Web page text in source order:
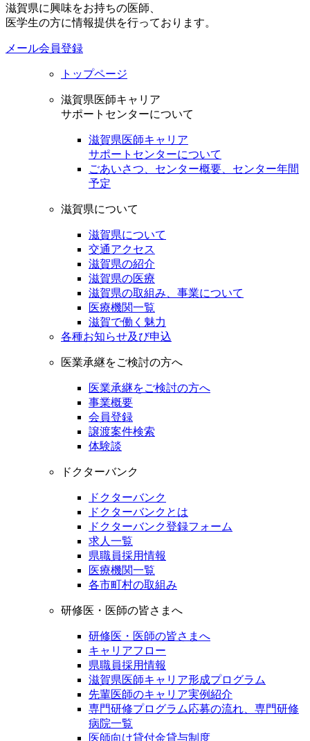
滋賀県に興味をお持ちの医師、
医学生の方に情報提供を行っております。
メール会員登録
トップページ
滋賀県医師キャリア
サポートセンターについて
滋賀県医師キャリア
サポートセンターについて
ごあいさつ、センター概要、センター年間
予定
滋賀県について
滋賀県について
交通アクセス
滋賀県の紹介
滋賀県の医療
滋賀県の取組み、事業について
医療機関一覧
滋賀で働く魅力
各種お知らせ及び申込
医業承継をご検討の方へ
医業承継をご検討の方へ
事業概要
会員登録
譲渡案件検索
体験談
ドクターバンク
ドクターバンク
ドクターバンクとは
ドクターバンク登録フォーム
求人一覧
県職員採用情報
医療機関一覧
各市町村の取組み
研修医・医師の皆さまへ
研修医・医師の皆さまへ
キャリアフロー
県職員採用情報
滋賀県医師キャリア形成プログラム
先輩医師のキャリア実例紹介
専門研修プログラム応募の流れ、専門研修
病院一覧
医師向け貸付金貸与制度